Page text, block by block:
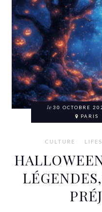
le 30 OCTOBRE
PARIS
CULTURE